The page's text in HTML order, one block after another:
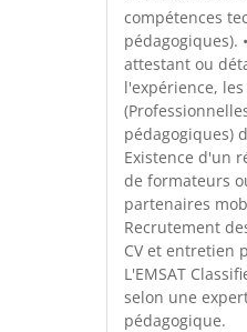
compétences
pédagogiques).
attestant ou
l'expérience,
pédagogiques)
Existence d'un
de formateurs
partenaires
Recrutement
CV et entretien
L'EMSAT
selon une
pédagogique.